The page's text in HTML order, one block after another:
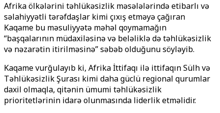
Afrika ölkələrini təhlükəsizlik məsələlərində etibarlı və
səlahiyyətli tərəfdaşlar kimi çıxış etməyə çağıran
Kaqame bu məsuliyyətə məhəl qoymamağın
“başqalarının müdaxiləsinə və beləliklə də təhlükəsizlik
və nəzarətin itirilməsinə” səbəb olduğunu söyləyib.
Kaqame vurğulayıb ki, Afrika İttifaqı ilə ittifaqın Sülh və
Təhlükəsizlik Şurası kimi daha güclü regional qurumlar
daxil olmaqla, qitənin ümumi təhlükəsizlik
prioritetlərinin idarə olunmasında liderlik etməlidir.